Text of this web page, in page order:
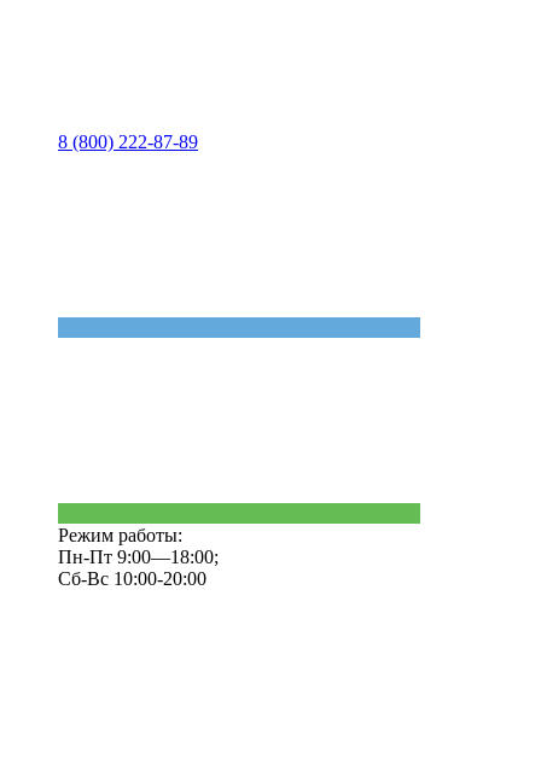
8 (800) 222-87-89
Режим работы:
Пн-Пт 9:00—18:00;
Сб-Вс 10:00-20:00